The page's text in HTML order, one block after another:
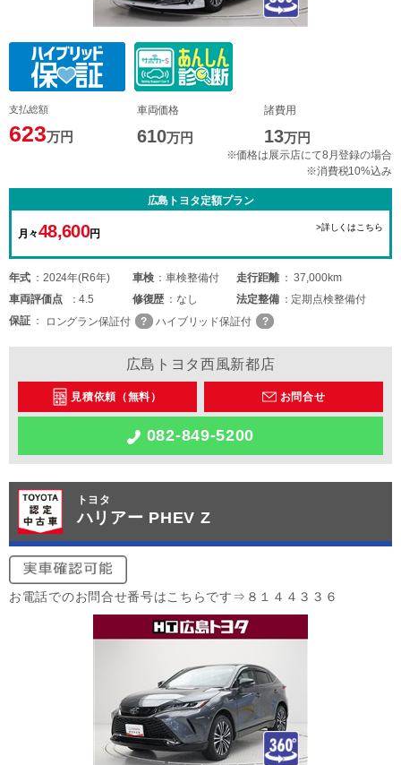
支払総額
623万円
車両価格
610万円
諸費用
13万円
※価格は展示店にて8月登録の場合
※消費税10%込み
広島トヨタ定額プラン
月々48,600円
>詳しくはこちら
年式 2024年(R6年) 車検 車検整備付 走行距離
37,000km
車両評価点 4.5 修復歴 なし 法定整備
定期点検整備付
保証
ロングラン保証付 ハイブリッド保証付
広島トヨタ西風新都店
見積依頼（無料） お問合せ
082-849-5200
トヨタ
ハリアー PHEV Z
お電話でのお問合せ番号はこちらです⇒８１４４３３６